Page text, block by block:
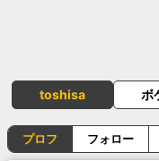
toshisa ボ
プロフ フォロー